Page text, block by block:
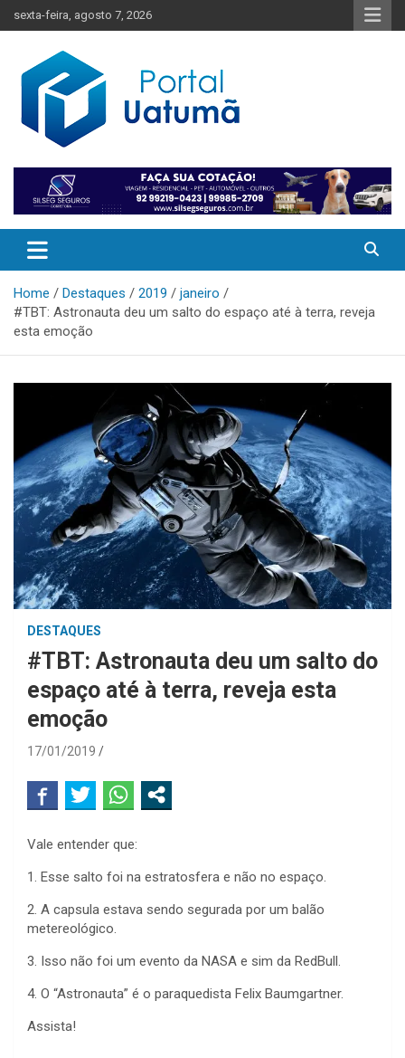
to
sexta-feira, agosto 7, 2026
Portal Uatumã
Home Destaques 2019
janeiro
#TBT: Astronauta deu um salto do espaço até à terra, reveja
esta emoção
DESTAQUES
#TBT: Astronauta deu um salto do
espaço até à terra, reveja esta
emoção
17/01/2019
Vale entender que:
1. Esse salto foi na estratosfera e não no espaço.
2. A capsula estava sendo segurada por um balão
metereológico.
3. Isso não foi um evento da NASA e sim da RedBull.
4. O “Astronauta” é o paraquedista Felix Baumgartner.
Assista!